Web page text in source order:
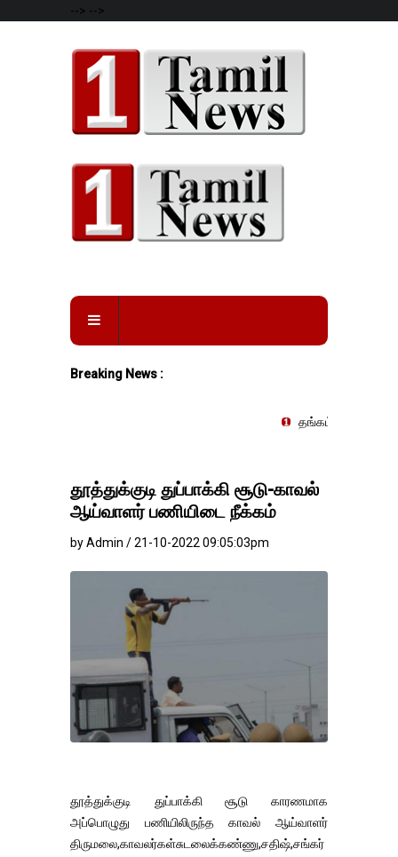
--> -->
Breaking News :
தங்கம்-வெள்ளி விலை
தூத்துக்குடி துப்பாக்கி சூடு-காவல்
ஆய்வாளர் பணியிடை நீக்கம்
by Admin / 21-10-2022 09:05:03pm
தூத்துக்குடி துப்பாக்கி சூடு காரணமாக
அப்பொழுது பணியிலிருந்த காவல் ஆய்வாளர்
திருமலை,காவலர்கள்சுடலைக்கண்ணு,சதிஷ்,சங்கர்